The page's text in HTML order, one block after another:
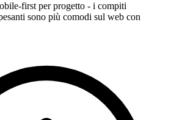
first per progetto - i compiti
sono più comodi sul web con